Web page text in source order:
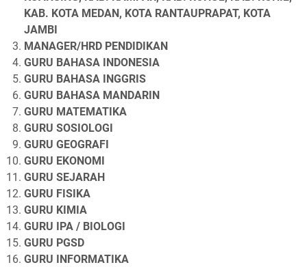
KAB. KOTA MEDAN, KOTA RANTAUPRAPAT, KOTA
JAMBI
MANAGER/HRD PENDIDIKAN
GURU BAHASA INDONESIA
GURU BAHASA INGGRIS
GURU BAHASA MANDARIN
GURU MATEMATIKA
GURU SOSIOLOGI
GURU GEOGRAFI
GURU EKONOMI
GURU SEJARAH
GURU FISIKA
GURU KIMIA
GURU IPA / BIOLOGI
GURU PGSD
GURU INFORMATIKA